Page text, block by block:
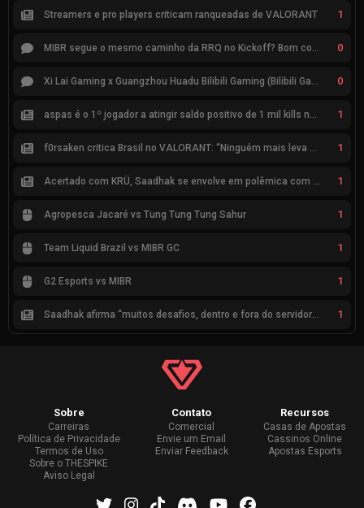
Streamers e pro players criticam ranqueadas de VALORANT 1
MIBR segue o mesmo caminho da RRQ no Kickoff? Bom começo, mas risco de eliminação hoje 0
Xi Lai Gaming x Guangzhou Huadu Bilibili Gaming (Bilibili Gaming) 0
aspas é o 1º jogador a atingir saldo positivo de 1 mil kills no VCT 1
f0rsaken critica Brasil no VALORANT: “Ninguém mais leva a sério” 1
Acertado com KRÜ, Saadhak se envolve em polêmica com keznit 1
Agropesca Jacaré vs Tung Tung Tung Sahur 1
Team Liquid Brazil vs MIBR GC 1
G2 Esports vs MIBR 1
Saadhak afirma “muitos desafios, dentro e fora do servidor” sobre a jornada até a classificação 1
Sobre
Carreiras
Política de Privacidade
Termos de Uso
Sobre o THESPIKE
Aviso Legal
Contato
Comercial
Envie um Email
Enviar Feedback
Recursos
Casas de Apostas
Cassinos Online
Apostas Esports